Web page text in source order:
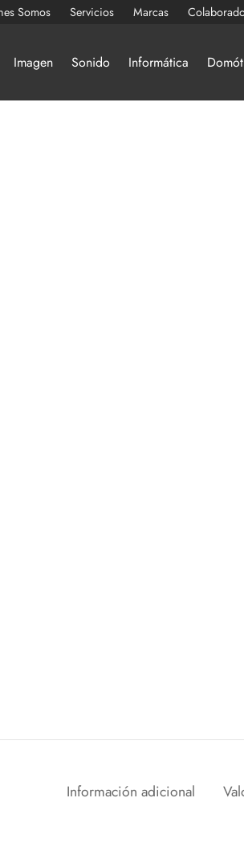
Somos Servicios Marcas
Imagen Sonido Informática
Información adicional